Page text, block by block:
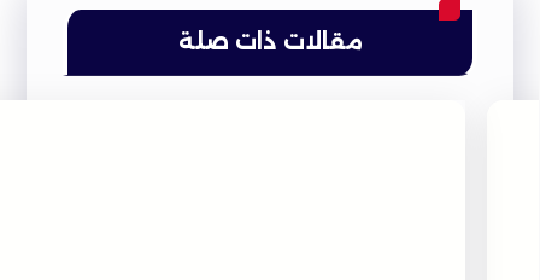
مقالات ذات صلة